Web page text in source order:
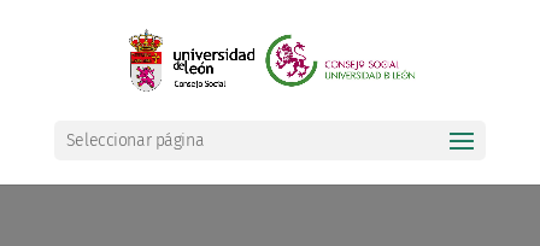
Seleccionar página